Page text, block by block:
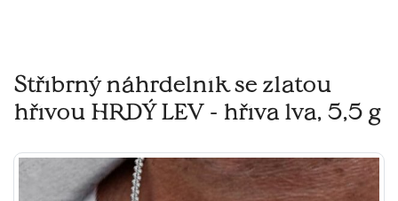
Stříbrný náhrdelník se zlatou
hřívou HRDÝ LEV - hříva lva, 5,5 g